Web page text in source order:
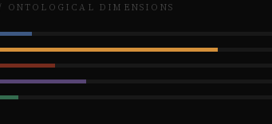
/ ONTOLOGICAL DIMENSIONS